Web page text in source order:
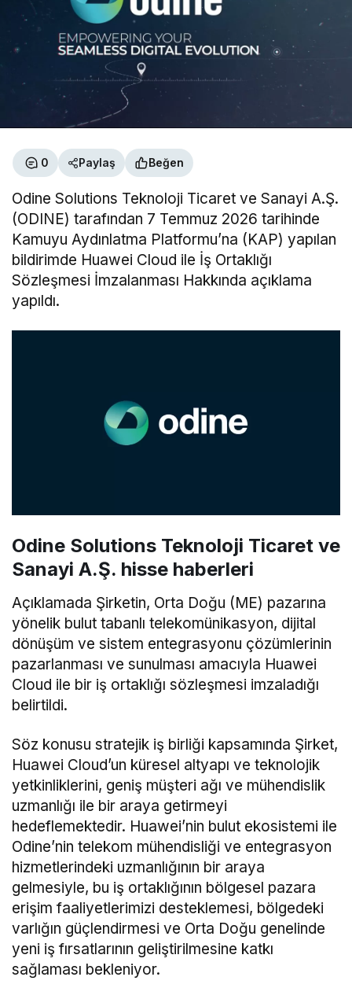
0 Paylaş Beğen
Odine Solutions Teknoloji Ticaret ve Sanayi A.Ş.
(ODINE) tarafından 7 Temmuz 2026 tarihinde
Kamuyu Aydınlatma Platformu’na (KAP) yapılan
bildirimde Huawei Cloud ile İş Ortaklığı
Sözleşmesi İmzalanması Hakkında açıklama
yapıldı.
Odine Solutions Teknoloji Ticaret ve
Sanayi A.Ş. hisse haberleri
Açıklamada Şirketin, Orta Doğu (ME) pazarına
yönelik bulut tabanlı telekomünikasyon, dijital
dönüşüm ve sistem entegrasyonu çözümlerinin
pazarlanması ve sunulması amacıyla Huawei
Cloud ile bir iş ortaklığı sözleşmesi imzaladığı
belirtildi.
Söz konusu stratejik iş birliği kapsamında Şirket,
Huawei Cloud’un küresel altyapı ve teknolojik
yetkinliklerini, geniş müşteri ağı ve mühendislik
uzmanlığı ile bir araya getirmeyi
hedeflemektedir. Huawei’nin bulut ekosistemi ile
Odine’nin telekom mühendisliği ve entegrasyon
hizmetlerindeki uzmanlığının bir araya
gelmesiyle, bu iş ortaklığının bölgesel pazara
erişim faaliyetlerimizi desteklemesi, bölgedeki
varlığın güçlendirmesi ve Orta Doğu genelinde
yeni iş fırsatlarının geliştirilmesine katkı
sağlaması bekleniyor.